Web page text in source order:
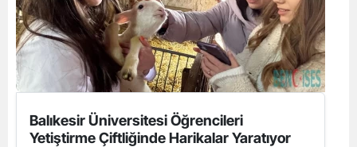
Balıkesir Üniversitesi Öğrencileri
Yetiştirme Çiftliğinde Harikalar Yaratıyor